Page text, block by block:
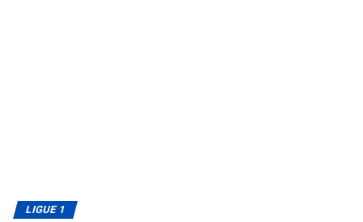
LIGUE 1